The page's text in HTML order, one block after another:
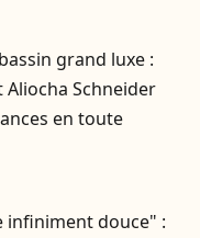
grand luxe :
Schneider
en toute
infiniment douce" :